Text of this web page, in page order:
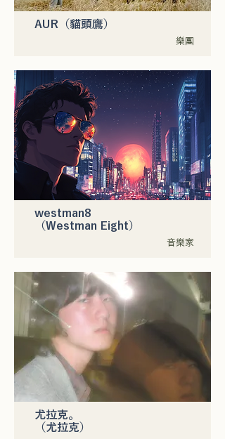
AUR（貓頭鷹）
樂團
westman8
（Westman Eight）
音樂家
尤拉克。
（尤拉克）